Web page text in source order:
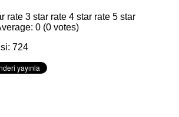
rate 3 star rate 4 star rate 5 star
0 (0 votes)
724